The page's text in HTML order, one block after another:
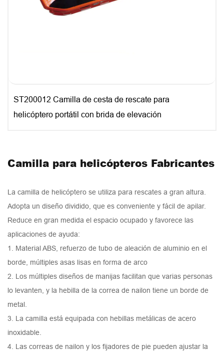
ST200012 Camilla de cesta de rescate para
helicóptero portátil con brida de elevación
Camilla para helicópteros Fabricantes
La camilla de helicóptero se utiliza para rescates a gran altura.
Adopta un diseño dividido, que es conveniente y fácil de apilar.
Reduce en gran medida el espacio ocupado y favorece las
aplicaciones de ayuda:
1. Material ABS, refuerzo de tubo de aleación de aluminio en el
borde, múltiples asas lisas en forma de arco
2. Los múltiples diseños de manijas facilitan que varias personas
lo levanten, y la hebilla de la correa de nailon tiene un borde de
metal.
3. La camilla está equipada con hebillas metálicas de acero
inoxidable.
4. Las correas de nailon y los fijadores de pie pueden ajustar la